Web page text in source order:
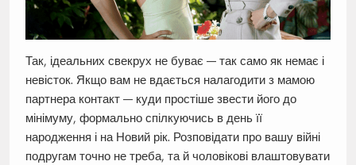
Так, ідеальних свекрух не буває — так само як немає і
невісток. Якщо вам не вдається налагодити з мамою
партнера контакт — куди простіше звести його до
мінімуму, формально спілкуючись в день її
народження і на Новий рік. Розповідати про вашу війні
подругам точно не треба, та й чоловікові влаштовувати